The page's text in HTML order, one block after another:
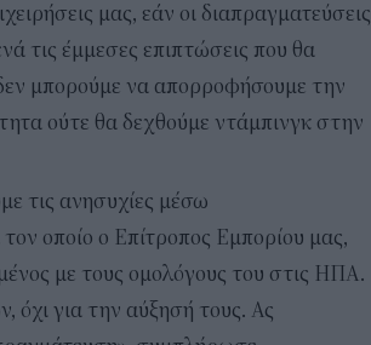
μας, εάν οι διαπραγματεύσεις
τις έμμεσες επιπτώσεις που θα
μπορούμε να απορροφήσουμε την
ούτε θα δεχθούμε ντάμπινγκ στην
τις ανησυχίες μέσω
οποίο ο Επίτροπος Εμπορίου μας,
με τους ομολόγους του στις ΗΠΑ.
όχι για την αύξησή τους. Ας